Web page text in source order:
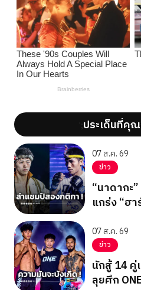
';ประเด็นที่คุ
07 ส.ค. 69
ข่าว
“นาดากะ
แกร่ง “ฮา
07 ส.ค. 69
ข่าว
นักสู้ 14 คู่
ลุยศึก